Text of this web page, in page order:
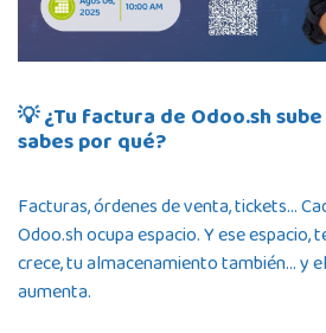
💡 ¿Tu factura de Odoo.sh
sabes por qué?
Facturas, órdenes de venta, tickets…
Odoo.sh ocupa espacio. Y ese espacio,
crece, tu almacenamiento también… y
aumenta.